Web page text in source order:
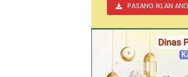
PASANG IKLAN